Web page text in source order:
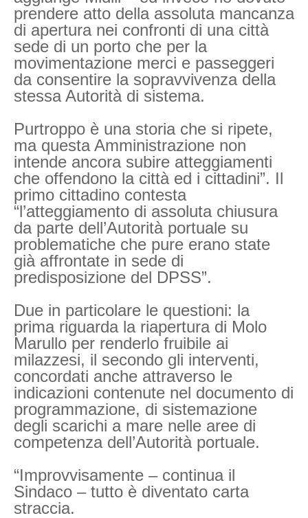
prendere atto della assoluta mancanza
di apertura nei confronti di una città
sede di un porto che per la
movimentazione merci e passeggeri
da consentire la sopravvivenza della
stessa Autorità di sistema.
Purtroppo è una storia che si ripete,
ma questa Amministrazione non
intende ancora subire atteggiamenti
che offendono la città ed i cittadini”. Il
primo cittadino contesta
“l’atteggiamento di assoluta chiusura
da parte dell’Autorità portuale su
problematiche che pure erano state
già affrontate in sede di
predisposizione del DPSS”.
Due in particolare le questioni: la
prima riguarda la riapertura di Molo
Marullo per renderlo fruibile ai
milazzesi, il secondo gli interventi,
concordati anche attraverso le
indicazioni contenute nel documento di
programmazione, di sistemazione
degli scarichi a mare nelle aree di
competenza dell’Autorità portuale.
“Improvvisamente – continua il
Sindaco – tutto è diventato carta
straccia.